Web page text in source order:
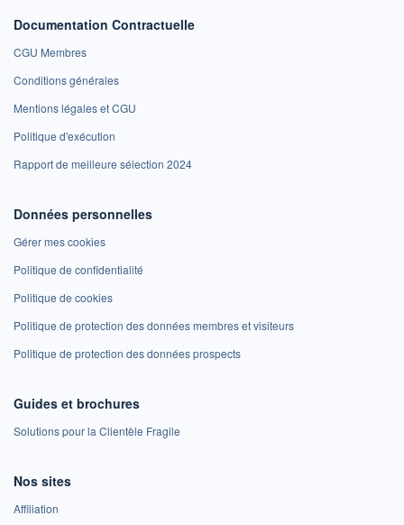
Documentation Contractuelle
CGU Membres
Conditions générales
Mentions légales et CGU
Politique d'exécution
Rapport de meilleure sélection 2024
Données personnelles
Gérer mes cookies
Politique de confidentialité
Politique de cookies
Politique de protection des données membres et visiteurs
Politique de protection des données prospects
Guides et brochures
Solutions pour la Clientèle Fragile
Nos sites
Affiliation